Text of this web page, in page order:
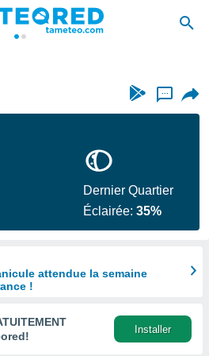
...
Dernier Quartier
Éclairée:35%
attendue la semaine
!
Installer